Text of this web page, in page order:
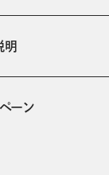
明
ーン